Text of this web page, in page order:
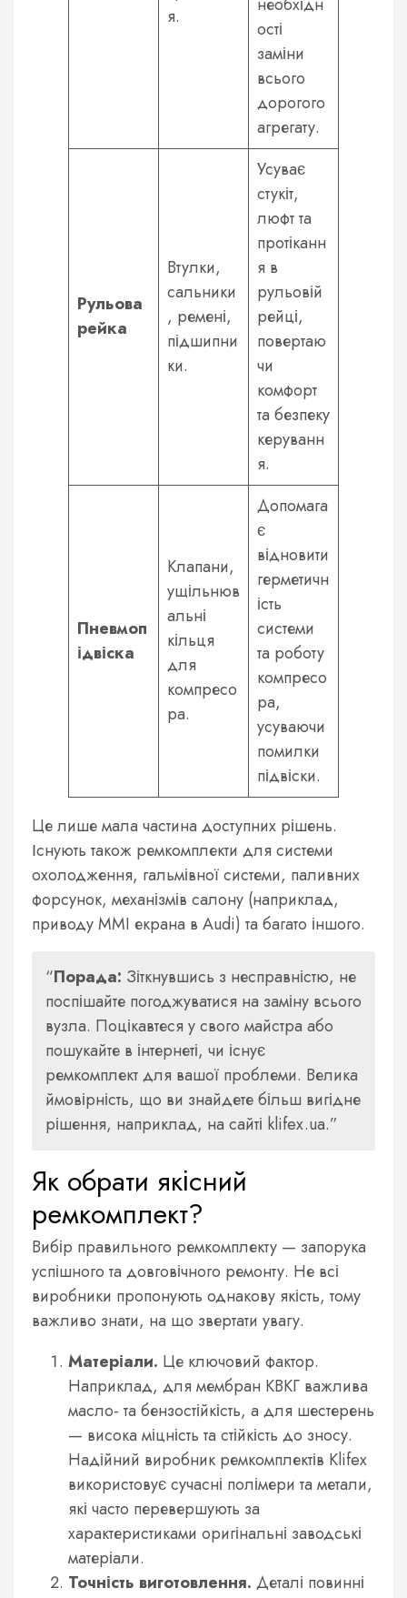
я.
необхідн
ості
заміни
всього
дорогого
агрегату.
Рульова
рейка
Втулки,
сальники
, ремені,
підшипни
ки.
Усуває
стукіт,
люфт та
протіканн
я в
рульовій
рейці,
повертаю
чи
комфорт
та безпеку
керуванн
я.
Пневмоп
ідвіска
Клапани,
ущільнюв
альні
кільця
для
компресо
ра.
Допомага
є
відновити
герметичн
ість
системи
та роботу
компресо
ра,
усуваючи
помилки
підвіски.
Це лише мала частина доступних рішень.
Існують також ремкомплекти для системи
охолодження, гальмівної системи, паливних
форсунок, механізмів салону (наприклад,
приводу MMI екрана в Audi) та багато іншого.
Порада: Зіткнувшись з несправністю, не
поспішайте погоджуватися на заміну всього
вузла. Поцікавтеся у свого майстра або
пошукайте в інтернеті, чи існує
ремкомплект для вашої проблеми. Велика
ймовірність, що ви знайдете більш вигідне
рішення, наприклад, на сайті klifex.ua.
Як обрати якісний
ремкомплект?
Вибір правильного ремкомплекту — запорука
успішного та довговічного ремонту. Не всі
виробники пропонують однакову якість, тому
важливо знати, на що звертати увагу.
Матеріали. Це ключовий фактор.
Наприклад, для мембран КВКГ важлива
масло- та бензостійкість, а для шестерень
— висока міцність та стійкість до зносу.
Надійний виробник ремкомплектів Klifex
використовує сучасні полімери та метали,
які часто перевершують за
характеристиками оригінальні заводські
матеріали.
Точність виготовлення. Деталі повинні